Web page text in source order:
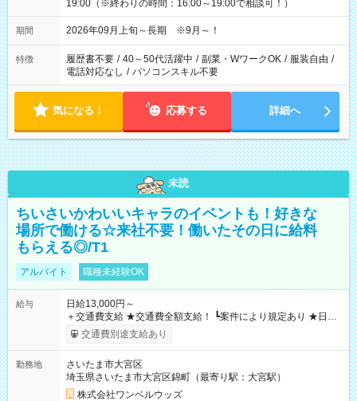
19:00（※終わりの時間：16:00～19:00で相談可！）
期間 2026年09月上旬～長期 ※9月～！
特徴 履歴書不要 / 40～50代活躍中 / 副業・WワークOK / 服装自由 /
電話対応なし / パソコンスキル不要
気になる！ 応募する 詳細へ
未読
ちいさいかわいいキャラのイベントも！好きな
場所で働ける☆来社不要！働いたその日に給料
もらえる◎/T1
アルバイト 職種未経験OK
給与
日給13,000円～
＋交通費支給 ★交通費全額支給！ ┗案件により規定あり ★日払
いOK！（規定あり） ┗働いたその日に現金GET♪ お仕事後はコ
ンビニATMから 日払い分を引き落とせます！ 【試用期間】試
交通費別途支給あり
勤務地
さいたま市大宮区
埼玉県さいたま市大宮区錦町（最寄り駅：大宮駅）
株式会社ワンベルウッズ